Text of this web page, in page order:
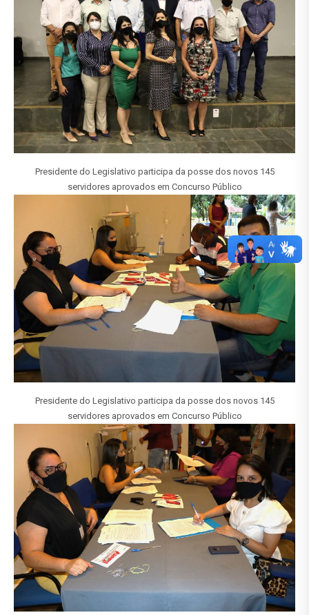
Presidente do Legislativo participa da posse dos novos 145
servidores aprovados em Concurso Público
Presidente do Legislativo participa da posse dos novos 145
servidores aprovados em Concurso Público